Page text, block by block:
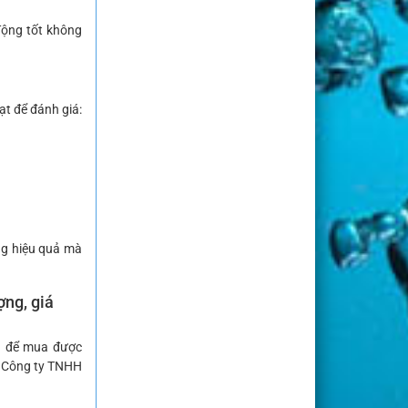
tốt không
để đánh giá:
hiệu quả mà
giá
để mua được
ty TNHH